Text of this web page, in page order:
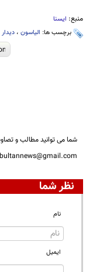
منبع: ایسنا
برچسب ها: الیاسون ، دیدار
شما می توانید مطالب و
bultannews@gmail.com
نظر شما
نام
ایمیل